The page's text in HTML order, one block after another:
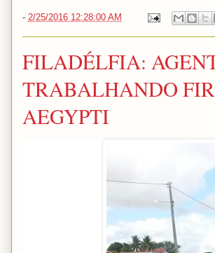
- 2/25/2016 12:28:00 AM
FILADÉLFIA:
TRABALHANDO
AEGYPTI